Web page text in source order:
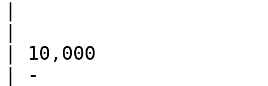
| 10,000
| -